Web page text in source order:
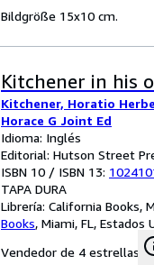
Bildgröße 15x10 cm.
Kitchener in his
Kitchener, Horatio
Horace G Joint Ed
Idioma: Inglés
Editorial: Hutson Street
ISBN 10 / ISBN 13:
TAPA DURA
Librería: California Books,
Books, Miami, FL, Estados
Vendedor de 4 estrellas